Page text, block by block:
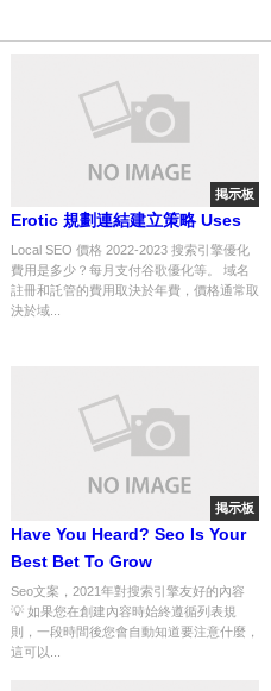
掲示板
Erotic 規劃連結建立策略 Uses
Local SEO 價格 2022-2023 搜索引擎優化
費用是多少？每月支付谷歌優化等。 域名
註冊和託管的費用取決於年費，價格通常取
決於域...
掲示板
Have You Heard? Seo Is Your
Best Bet To Grow
Seo文案，2021年對搜索引擎友好的內容
💡 如果您在創建內容時始終遵循列表規
則，一段時間後您會自動知道要注意什麼，
這可以...